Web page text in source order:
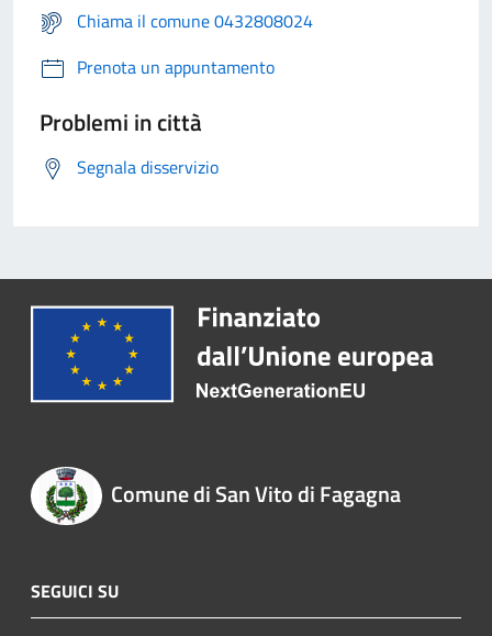
Chiama il comune 0432808024
Prenota un appuntamento
Problemi in città
Segnala disservizio
Comune di San Vito di Fagagna
SEGUICI SU